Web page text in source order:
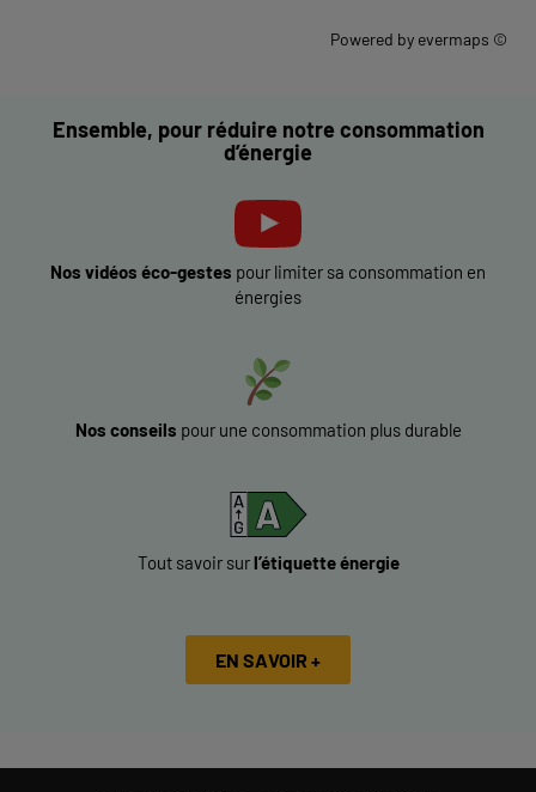
Powered by evermaps ©
Ensemble, pour réduire notre consommation
d’énergie
Nos vidéos éco-gestes pour limiter sa consommation en
énergies
Nos conseils pour une consommation plus durable
Tout savoir surl’étiquette énergie
EN SAVOIR +